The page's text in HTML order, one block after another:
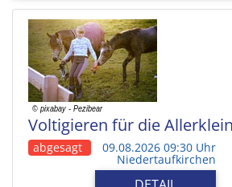
Voltigieren für die
abgesagt 09.08.2026 09:30 Uhr
Niedertaufkirchen